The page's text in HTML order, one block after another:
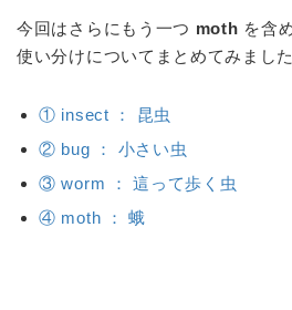
今回はさらにもう一つ moth を含
使い分けについてまとめてみました
① insect ： 昆虫
② bug ： 小さい虫
③ worm ： 這って歩く虫
④ moth ： 蛾